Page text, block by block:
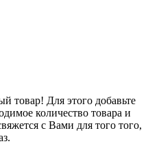
товар! Для этого добавьте
количество товара и
с Вами для того того,